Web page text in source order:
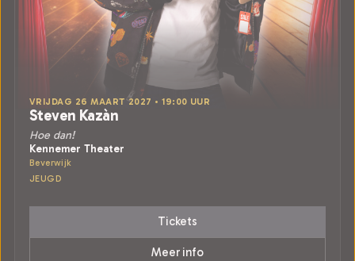
VRIJDAG 26 MAART 2027 • 19:00 UUR
Steven Kazàn
Hoe dan!
Kennemer Theater
Beverwijk
JEUGD
Tickets
Meer info